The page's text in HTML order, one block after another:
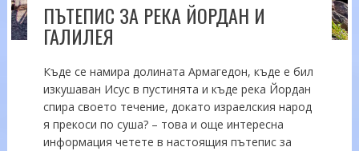
ПЪТЕПИС ЗА РЕКА ЙОРДАН И
ГАЛИЛЕЯ
Къде се намира долината Армагедон, къде е бил
изкушаван Исус в пустинята и къде река Йордан
спира своето течение, докато израелския народ
я прекоси по суша? – това и още интересна
информация четете в настоящия пътепис за